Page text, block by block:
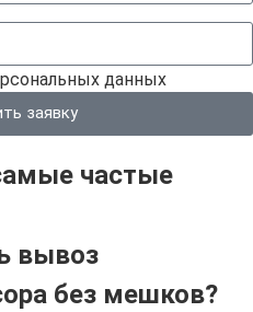
данных
заявку
частые
вывоз
без мешков?